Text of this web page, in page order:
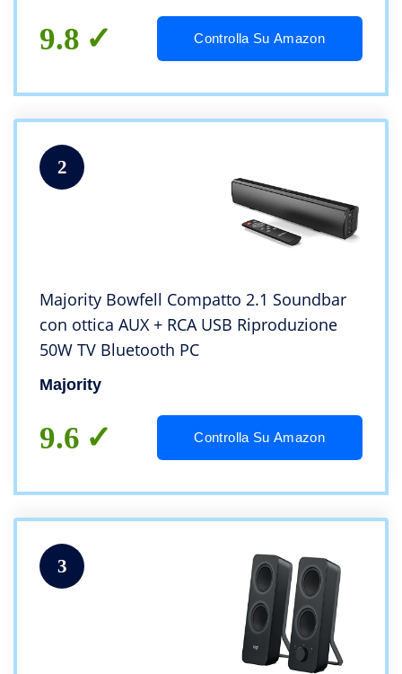
USB]
9.8 Controlla Su Amazon
2
Majority Bowfell Compatto 2.1 Soundbar
con ottica AUX + RCA USB Riproduzione
50W TV Bluetooth PC
Majority
9.6 Controlla Su Amazon
3